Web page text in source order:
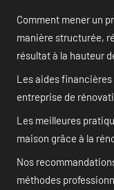
Comment mener un
manière structurée,
résultat à la hauteur
Les aides
entreprise de
Les meilleures
maison grâce à la
Nos
méthodes